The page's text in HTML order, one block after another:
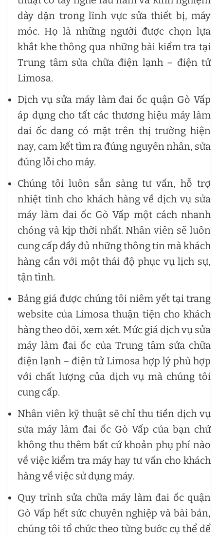
dày dặn trong lĩnh vực sửa thiết bị, máy
móc. Họ là những người được chọn lựa
khắt khe thông qua những bài kiểm tra tại
Trung tâm sửa chữa điện lạnh – điện tử
Limosa.
Dịch vụ sửa máy làm đai ốc quận Gò Vấp
áp dụng cho tất các thương hiệu máy làm
đai ốc đang có mặt trên thị trường hiện
nay, cam kết tìm ra đúng nguyên nhân, sửa
đúng lỗi cho máy.
Chúng tôi luôn sẵn sàng tư vấn, hỗ trợ
nhiệt tình cho khách hàng về dịch vụ sửa
máy làm đai ốc Gò Vấp một cách nhanh
chóng và kịp thời nhất. Nhân viên sẽ luôn
cung cấp đầy đủ những thông tin mà khách
hàng cần với một thái độ phục vụ lịch sự,
tận tình.
Bảng giá được chúng tôi niêm yết tại trang
website của Limosa thuận tiện cho khách
hàng theo dõi, xem xét. Mức giá dịch vụ sửa
máy làm đai ốc của Trung tâm sửa chữa
điện lạnh – điện tử Limosa hợp lý phù hợp
với chất lượng của dịch vụ mà chúng tôi
cung cấp.
Nhân viên kỹ thuật sẽ chỉ thu tiền dịch vụ
sửa máy làm đai ốc Gò Vấp của bạn chứ
không thu thêm bất cứ khoản phụ phí nào
về việc kiểm tra máy hay tư vấn cho khách
hàng về việc sử dụng máy.
Quy trình sửa chữa máy làm đai ốc quận
Gò Vấp hết sức chuyên nghiệp và bài bản,
chúng tôi tổ chức theo từng bước cụ thể để